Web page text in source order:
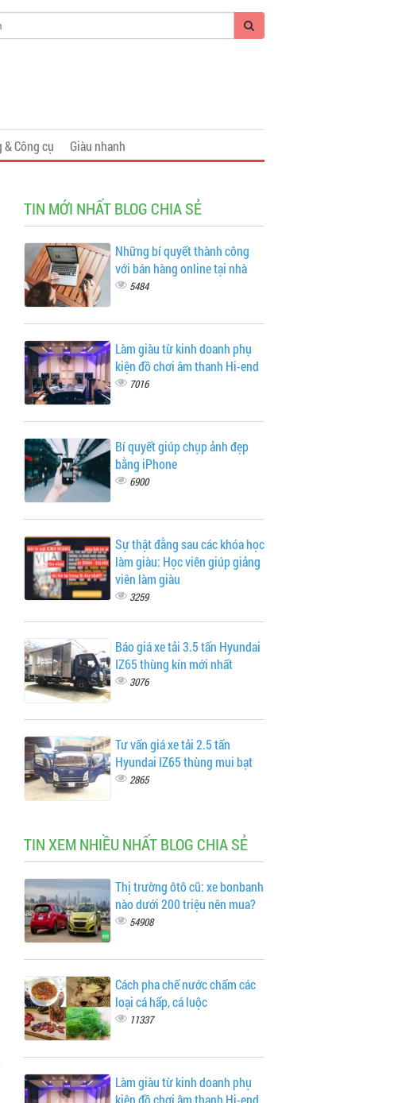
& Công cụ
Giàu nhanh
TIN MỚI NHẤT BLOG CHIA SẺ
Những bí quyết thành công
với bán hàng online tại nhà
5484
Làm giàu từ kinh doanh phụ
kiện đồ chơi âm thanh Hi-end
7016
Bí quyết giúp chụp ảnh đẹp
bằng iPhone
6900
Sự thật đằng sau các khóa học
làm giàu: Học viên giúp giảng
viên làm giàu
3259
Báo giá xe tải 3.5 tấn Hyundai
IZ65 thùng kín mới nhất
3076
Tư vấn giá xe tải 2.5 tấn
Hyundai IZ65 thùng mui bạt
2865
TIN XEM NHIỀU NHẤT BLOG CHIA SẺ
Thị trường ôtô cũ: xe bonbanh
nào dưới 200 triệu nên mua?
54908
Cách pha chế nước chấm các
loại cá hấp, cá luộc
11337
Làm giàu từ kinh doanh phụ
kiện đồ chơi âm thanh Hi-end